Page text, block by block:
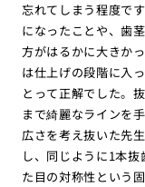
忘れてしまう程度で
になったことや、歯
方がはるかに大きか
は仕上げの段階に入
とって正解でした。
まで綺麗なラインを
広さを考え抜いた先
し、同じように1本
た目の対称性という